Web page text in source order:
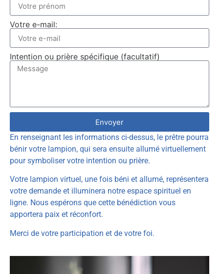
Votre e-mail:
Intention ou prière spécifique (facultatif)
Envoyer
En renseignant les informations ci-dessus, le prêtre pourra
bénir votre lampion, qui sera ensuite allumé virtuellement
pour symboliser votre intention ou prière.
Votre lampion virtuel, une fois béni et allumé, représentera
votre demande et illuminera notre espace spirituel en
ligne. Nous espérons que cette bénédiction vous
apportera paix et réconfort.
Merci de votre participation et de votre foi.